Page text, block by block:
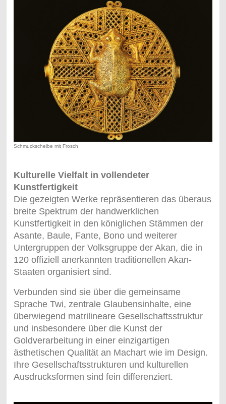
Schmuckscheibe mit Frosch
Kulturelle Vielfalt in vollendeter
Kunstfertigkeit
Die gezeigten Werke repräsentieren das überaus
breite Spektrum der handwerklichen
Kunstfertigkeit in den königlichen Stämmen der
Asante, Baule, Fante, Bono und weiterer
Untergruppen der Volksgruppe der Akan, die in
120 offiziell anerkannten traditionellen Akan-
Staaten organisiert sind.
Verbunden sind sie über die gemeinsame
Sprache Twi, zentrale Glaubensinhalte, eine
überwiegend matrilineare Gesellschaftsstruktur
und insbesondere über die Kunst der
Goldverarbeitung in einer einzigartigen
ästhetischen Qualität an Machart wie im Design.
Ihre Gesellschaftsstrukturen und kulturellen
Ausdrucksformen sind fein differenziert.